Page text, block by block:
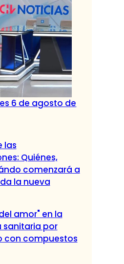
6 de agosto de
las
Quiénes,
comenzará a
la nueva
amor" en la
sanitaria por
con compuestos